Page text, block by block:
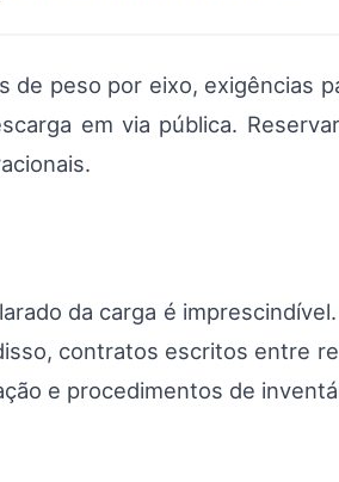
de peso por eixo, exigências
em via pública.
da carga é
contratos escritos entre
e procedimentos de